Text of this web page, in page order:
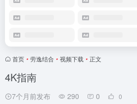
首页 • 劳逸结合 • 视频下载 • 正文
4K指南
7个月前发布 290 0 0